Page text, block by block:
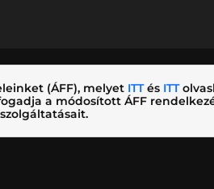
(ÁFF), melyet ITTés ITT
a módosított ÁFF